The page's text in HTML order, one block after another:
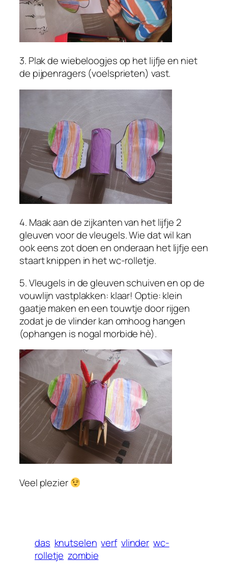
3. Plak de wiebeloogjes op het lijfje en niet
de pijpenragers (voelsprieten) vast.
4. Maak aan de zijkanten van het lijfje 2
gleuven voor de vleugels. Wie dat wil kan
ook eens zot doen en onderaan het lijfje een
staart knippen in het wc-rolletje.
5. Vleugels in de gleuven schuiven en op de
vouwlijn vastplakken: klaar! Optie: klein
gaatje maken en een touwtje door rijgen
zodat je de vlinder kan omhoog hangen
(ophangen is nogal morbide hè).
Veel plezier
das knutselen verf vlinder wc-
rolletje zombie